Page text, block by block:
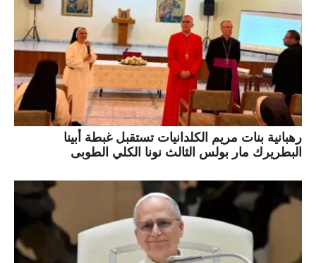
رهبانية بنات مريم الكلدانيات تستقبل غبطة أبينا
البطريرك مار بولس الثالث نونا الكلي الطوبى